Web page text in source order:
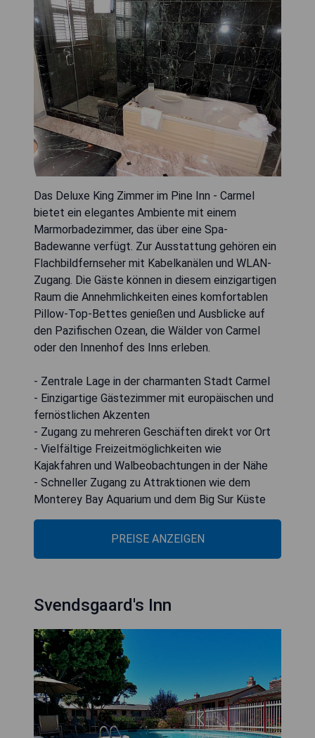
Das Deluxe King Zimmer im Pine Inn - Carmel
bietet ein elegantes Ambiente mit einem
Marmorbadezimmer, das über eine Spa-
Badewanne verfügt. Zur Ausstattung gehören ein
Flachbildfernseher mit Kabelkanälen und WLAN-
Zugang. Die Gäste können in diesem einzigartigen
Raum die Annehmlichkeiten eines komfortablen
Pillow-Top-Bettes genießen und Ausblicke auf
den Pazifischen Ozean, die Wälder von Carmel
oder den Innenhof des Inns erleben.
- Zentrale Lage in der charmanten Stadt Carmel
- Einzigartige Gästezimmer mit europäischen und
fernöstlichen Akzenten
- Zugang zu mehreren Geschäften direkt vor Ort
- Vielfältige Freizeitmöglichkeiten wie
Kajakfahren und Walbeobachtungen in der Nähe
- Schneller Zugang zu Attraktionen wie dem
Monterey Bay Aquarium und dem Big Sur Küste
PREISE ANZEIGEN
Svendsgaard's Inn